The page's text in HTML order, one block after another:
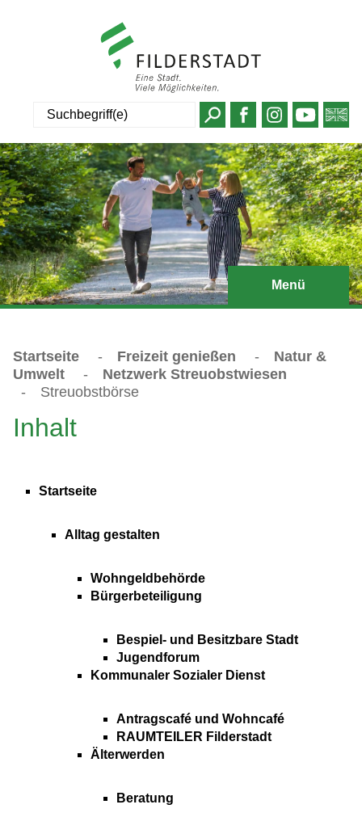
Menü
Startseite - Freizeit genießen -
Natur &
Umwelt
-
Netzwerk Streuobstwiesen
-
Streuobstbörse
Inhalt
Startseite
Alltag gestalten
Wohngeldbehörde
Bürgerbeteiligung
Bespiel- und Besitzbare Stadt
Jugendforum
Kommunaler Sozialer Dienst
Antragscafé und Wohncafé
RAUMTEILER Filderstadt
Älterwerden
Beratung